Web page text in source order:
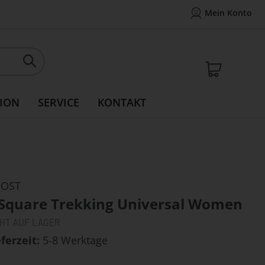
Mein Konto
Mein Konto
SERVICE KONTAKT
Trekking Universal Women
5-8 Werktage